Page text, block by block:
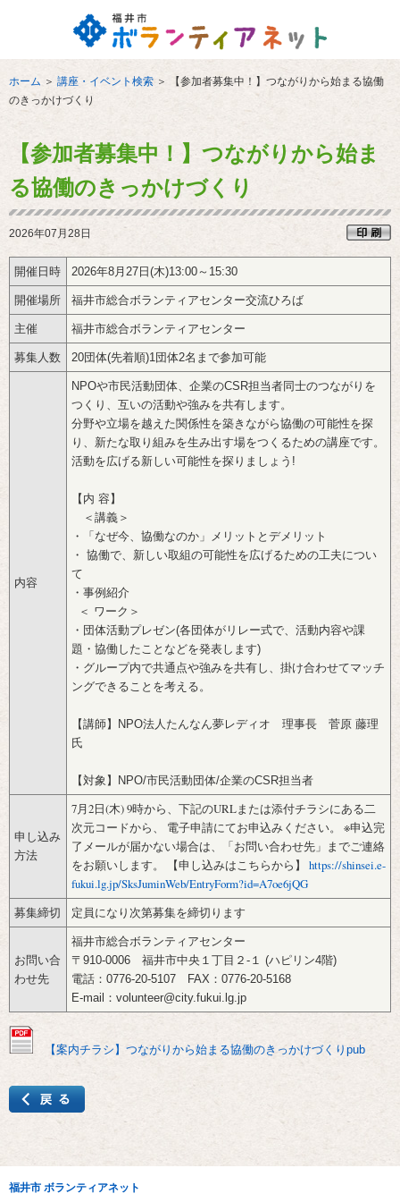
ホーム ＞ 講座・イベント検索 ＞
【参加者募集中！】つながりから始まる協働
のきっかけづくり
【参加者募集中！】つながりから始ま
る協働のきっかけづくり
2026年07月28日
開催日時 2026年8月27日(木)13:00～15:30
開催場所 福井市総合ボランティアセンター交流ひろば
主催 福井市総合ボランティアセンター
募集人数 20団体(先着順)1団体2名まで参加可能‌
内容
NPOや市民活動団体、企業のCSR担当者同士のつながりを
つくり、互いの活動や強みを共有します。
‌分野や立場を越えた関係性を築きながら協働の可能性を探
り、新たな取り組みを生み出す場をつくるための講座です。
活動を広げる新しい可能性を探りましょう!
‌【内 容】
‌ ＜講義＞
‌・「なぜ今、協働なのか」メリットとデメリット
‌・ 協働で、新しい取組の可能性を広げるための工夫につい
て
‌・事例紹介
‌ ＜ ワーク＞
‌・団体活動プレゼン(各団体がリレー式で、活動内容や課
題・協働したことなどを発表します)
‌・グループ内で共通点や強みを共有し、掛け合わせてマッチ
ングできることを考える。
‌【講師】NPO法人たんなん夢レディオ 理事長 菅原 藤理
氏
‌【対象】NPO/市民活動団体/企業のCSR担当者
申し込み
方法
7月2日(木) 9時から、下記のURLまたは添付チラシにある二
次元コードから、 電子申請にてお申込みください。‌ ※申込完
了メールが届かない場合は、「お問い合わせ先」までご連絡
をお願いします。 【申し込みはこちらから】 https://shinsei.e-
fukui.lg.jp/SksJuminWeb/EntryForm?id=A7oe6jQG
募集締切 定員になり次第募集を締切ります
お問い合
わせ先
福井市総合ボランティアセンター‌‌‌‌‌‌‌‌‌
〒910-0006 福井市中央１丁目２-１ (ハピリン4階‌‌‌‌‌‌‌‌)‌
電話：0776-20-5107 FAX：0776-20-5168‌‌‌‌‌‌‌‌‌
E-mail：volunteer@city.fukui.lg.jp ‌
【案内チラシ】つながりから始まる協働のきっかけづくりpub
福井市 ボランティアネット